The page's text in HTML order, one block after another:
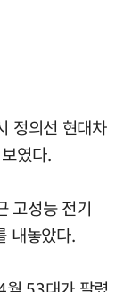
정의선 현대차
였다.
고성능 전기
내놓았다.